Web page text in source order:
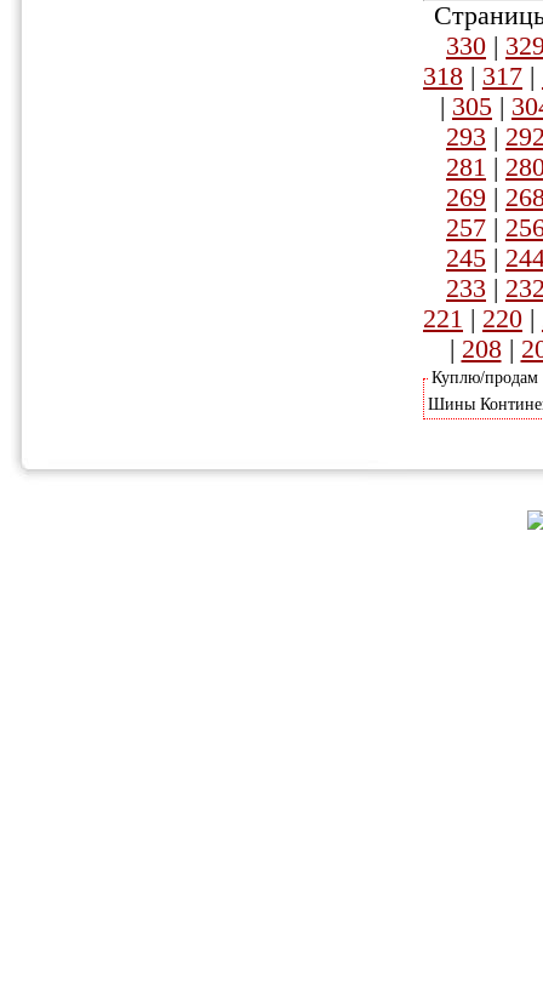
330 |
318 | 317 |
| 305 |
293 |
281 |
269 |
257 |
245 |
233 |
221 | 220 |
| 208|
Куплю/
Шины